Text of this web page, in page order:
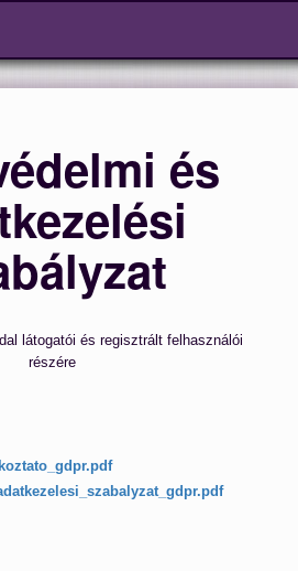
és
látogatói és regisztrált felhasználói
részére